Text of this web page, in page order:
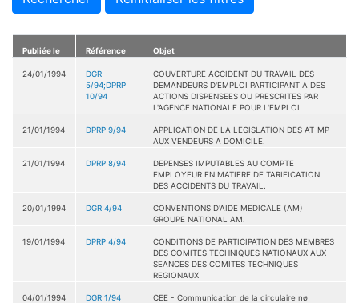
Publiée le Référence Objet
24/01/1994
DGR
5/94;DPRP
10/94
COUVERTURE ACCIDENT DU TRAVAIL DES
DEMANDEURS D'EMPLOI PARTICIPANT A DES
ACTIONS DISPENSEES OU PRESCRITES PAR
L'AGENCE NATIONALE POUR L'EMPLOI.
21/01/1994 DPRP 9/94
APPLICATION DE LA LEGISLATION DES AT-MP
AUX VENDEURS A DOMICILE.
21/01/1994 DPRP 8/94
DEPENSES IMPUTABLES AU COMPTE
EMPLOYEUR EN MATIERE DE TARIFICATION
DES ACCIDENTS DU TRAVAIL.
20/01/1994 DGR 4/94
CONVENTIONS D'AIDE MEDICALE (AM)
GROUPE NATIONAL AM.
19/01/1994 DPRP 4/94
CONDITIONS DE PARTICIPATION DES MEMBRES
DES COMITES TECHNIQUES NATIONAUX AUX
SEANCES DES COMITES TECHNIQUES
REGIONAUX
04/01/1994 DGR 1/94
CEE - Communication de la circulaire nø